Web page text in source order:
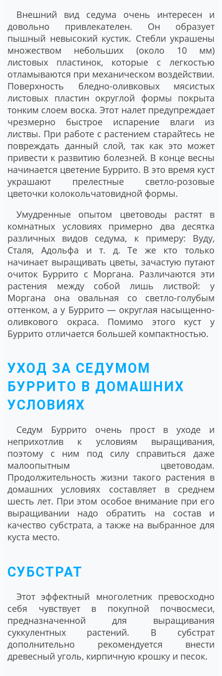
Внешний вид седума очень интересен и
довольно привлекателен. Он образует
пышный невысокий кустик. Стебли украшены
множеством небольших (около 10 мм)
листовых пластинок, которые с легкостью
отламываются при механическом воздействии.
Поверхность бледно-оливковых мясистых
листовых пластин округлой формы покрыта
тонким слоем воска. Этот налет предупреждает
чрезмерно быстрое испарение влаги из
листвы. При работе с растением старайтесь не
повреждать данный слой, так как это может
привести к развитию болезней. В конце весны
начинается цветение Буррито. В это время куст
украшают прелестные светло-розовые
цветочки колокольчатовидной формы.
Умудренные опытом цветоводы растят в
комнатных условиях примерно два десятка
различных видов седума, к примеру: Вуду,
Сталя, Адольфа и т. д. Те же кто только
начинает выращивать цветы, зачастую путают
очиток Буррито с Моргана. Различаются эти
растения между собой лишь листвой: у
Моргана она овальная со светло-голубым
оттенком, а у Буррито — округлая насыщенно-
оливкового окраса. Помимо этого куст у
Буррито отличается большей компактностью.
УХОД ЗА СЕДУМОМ
БУРРИТО В ДОМАШНИХ
УСЛОВИЯХ
Седум Буррито очень прост в уходе и
неприхотлив к условиям выращивания,
поэтому с ним под силу справиться даже
малоопытным цветоводам.
Продолжительность жизни такого растения в
домашних условиях составляет в среднем
шесть лет. При этом особое внимание при его
выращивании надо обратить на состав и
качество субстрата, а также на выбранное для
куста место.
СУБСТРАТ
Этот эффектный многолетник превосходно
себя чувствует в покупной почвосмеси,
предназначенной для выращивания
суккулентных растений. В субстрат
дополнительно рекомендуется внести
древесный уголь, кирпичную крошку и песок.